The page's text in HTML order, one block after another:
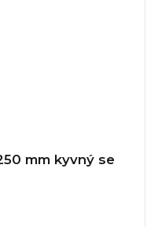
mm kyvný se